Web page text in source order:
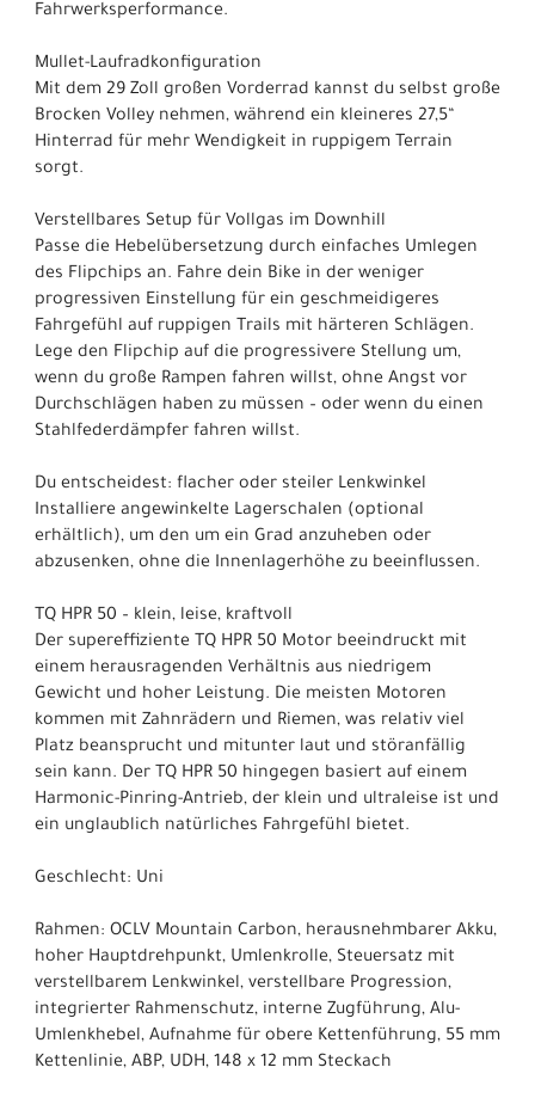
Fahrwerksperformance.
Mullet-Laufradkonfiguration
Mit dem 29 Zoll großen Vorderrad kannst du selbst große
Brocken Volley nehmen, während ein kleineres 27,5“
Hinterrad für mehr Wendigkeit in ruppigem Terrain
sorgt.
Verstellbares Setup für Vollgas im Downhill
Passe die Hebelübersetzung durch einfaches Umlegen
des Flipchips an. Fahre dein Bike in der weniger
progressiven Einstellung für ein geschmeidigeres
Fahrgefühl auf ruppigen Trails mit härteren Schlägen.
Lege den Flipchip auf die progressivere Stellung um,
wenn du große Rampen fahren willst, ohne Angst vor
Durchschlägen haben zu müssen – oder wenn du einen
Stahlfederdämpfer fahren willst.
Du entscheidest: flacher oder steiler Lenkwinkel
Installiere angewinkelte Lagerschalen (optional
erhältlich), um den um ein Grad anzuheben oder
abzusenken, ohne die Innenlagerhöhe zu beeinflussen.
TQ HPR 50 – klein, leise, kraftvoll
Der supereffiziente TQ HPR 50 Motor beeindruckt mit
einem herausragenden Verhältnis aus niedrigem
Gewicht und hoher Leistung. Die meisten Motoren
kommen mit Zahnrädern und Riemen, was relativ viel
Platz beansprucht und mitunter laut und störanfällig
sein kann. Der TQ HPR 50 hingegen basiert auf einem
Harmonic-Pinring-Antrieb, der klein und ultraleise ist und
ein unglaublich natürliches Fahrgefühl bietet.
Geschlecht: Uni
Rahmen: OCLV Mountain Carbon, herausnehmbarer Akku,
hoher Hauptdrehpunkt, Umlenkrolle, Steuersatz mit
verstellbarem Lenkwinkel, verstellbare Progression,
integrierter Rahmenschutz, interne Zugführung, Alu-
Umlenkhebel, Aufnahme für obere Kettenführung, 55 mm
Kettenlinie, ABP, UDH, 148 x 12 mm Steckach